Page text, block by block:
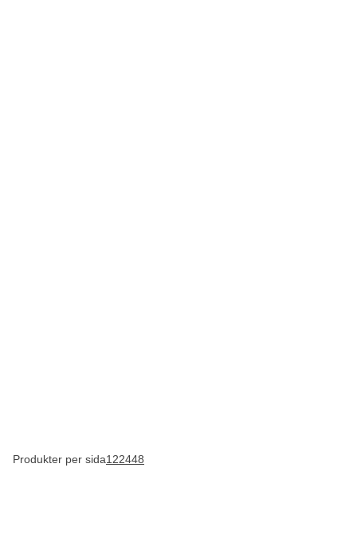
Produkter per sida122448